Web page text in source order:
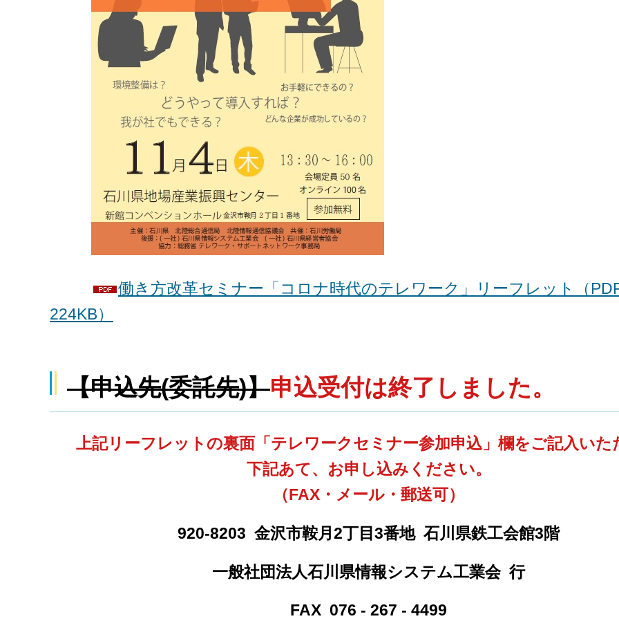
働き方改革セミナー「コロナ時代のテレワーク」リーフレット（PDF
224KB）
【申込先(委託先)】申込受付は終了しました。
上記リーフレットの裏面「テレワークセミナー参加申込」欄をご記入いた
下記あて、お申し込みください。
（FAX・メール・郵送可）
920-8203 金沢市鞍月2丁目3番地 石川県鉄工会館3階
一般社団法人石川県情報システム工業会 行
FAX 076 - 267 - 4499